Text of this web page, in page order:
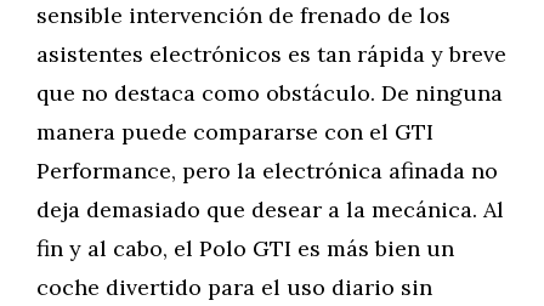
sensible intervención de frenado de los
asistentes electrónicos es tan rápida y breve
que no destaca como obstáculo. De ninguna
manera puede compararse con el GTI
Performance, pero la electrónica afinada no
deja demasiado que desear a la mecánica. Al
fin y al cabo, el Polo GTI es más bien un
coche divertido para el uso diario sin